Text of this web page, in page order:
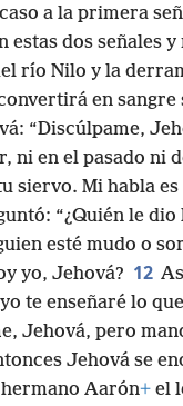
a la primera
estas dos señales
río Nilo y la
en sangre
“Discúlpame,
ni en el pasado ni
siervo. Mi habla
“¿Quién le dio
esté mudo o
yo, Jehová? 12
te enseñaré lo
Jehová, pero
Jehová se
hermano Aarón+ el